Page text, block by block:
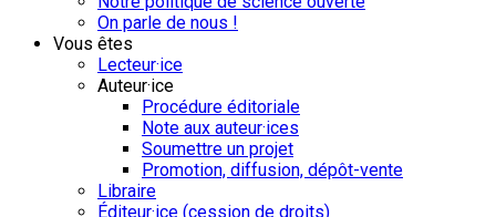
On parle de nous !
Vous êtes
Lecteur·ice
Auteur·ice
Procédure éditoriale
Note aux auteur·ices
Soumettre un projet
Promotion, diffusion, dépôt-vente
Libraire
Éditeur·ice (cession de droits)